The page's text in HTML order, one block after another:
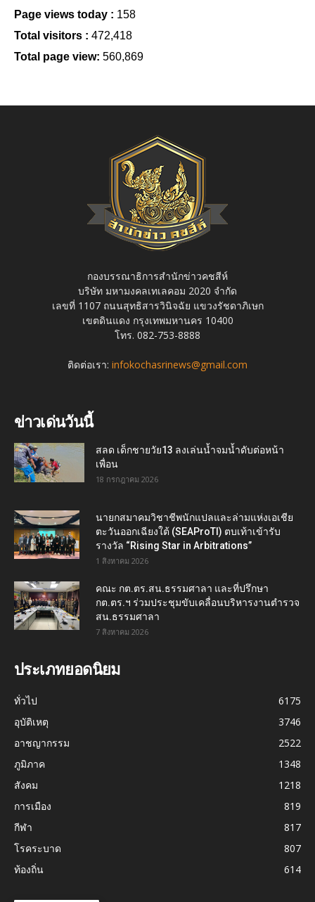
Page views today : 158
Total visitors : 472,418
Total page view: 560,869
กองบรรณาธิการสำนักข่าวคชสีห์
บริษัท มหามงคลเทเลคอม 2020 จำกัด
เลขที่ 1107 ถนนสุทธิสารวินิจฉัย แขวงรัชดาภิเษก
เขตดินแดง กรุงเทพมหานคร 10400
โทร. 082-753-8888
ติดต่อเรา: infokochasrinews@gmail.com
ข่าวเด่นวันนี้
สลด เด็กชายวัย13 ลงเล่นน้ำจมน้ำดับต่อหน้า
เพื่อน
18 กรกฎาคม 2026
นายกสมาคมวิชาชีพนักแปลและล่ามแห่งเอเชีย
ตะวันออกเฉียงใต้ (SEAProTI) ตบเท้าเข้ารับ
รางวัล “Rising Star in Arbitrations”
1 สิงหาคม 2026
คณะ กต.ตร.สน.ธรรมศาลา และที่ปรึกษา
กต.ตร.ฯ ร่วมประชุมขับเคลื่อนบริหารงานตำรวจ
สน.ธรรมศาลา
7 สิงหาคม 2026
ประเภทยอดนิยม
ทั่วไป
6175
อุบัติเหตุ
3746
อาชญากรรม
2522
ภูมิภาค
1348
สังคม
1218
การเมือง
819
กีฬา
817
โรคระบาด
807
ท้องถิ่น
614